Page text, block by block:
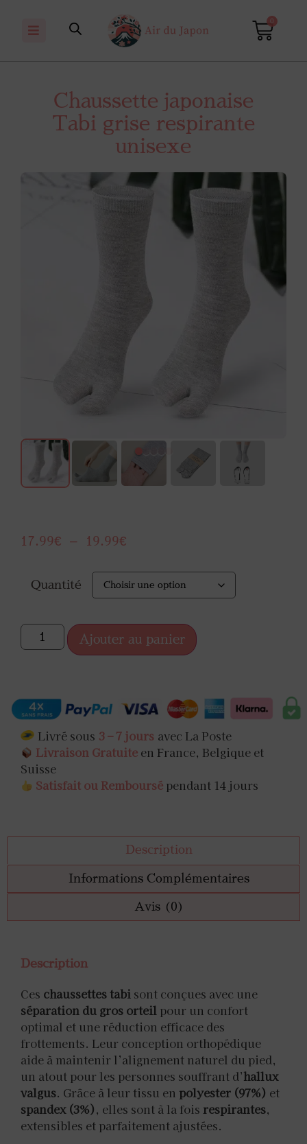
0
Chaussette japonaise
Tabi grise respirante
unisexe
17.99€ – 19.99€
Quantité
Ajouter au panier
Livré sous 3 – 7 jours avec La Poste
Livraison Gratuite en France, Belgique et
Suisse
Satisfait ou Remboursé pendant 14 jours
Description
Informations Complémentaires
Avis (0)
Description
Ces chaussettes tabi sont conçues avec une
séparation du gros orteil pour un confort
optimal et une réduction efficace des
frottements. Leur conception orthopédique
aide à maintenir l’alignement naturel du pied,
un atout pour les personnes souffrant d’hallux
valgus. Grâce à leur tissu en polyester (97%) et
spandex (3%), elles sont à la fois respirantes,
extensibles et parfaitement ajustées.